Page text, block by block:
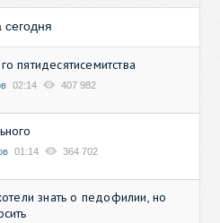
сегодня
пятидесятисемитства
02:14 407 982
01:14 364 702
знать о педофилии, но